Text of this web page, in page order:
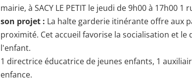
mairie, à SACY LE PETIT le jeudi de 9h00 à 17h00 1
son projet : La halte garderie itinérante offre aux
proximité. Cet accueil favorise la socialisation et
l'enfant.
1 directrice éducatrice de jeunes enfants, 1
enfance.